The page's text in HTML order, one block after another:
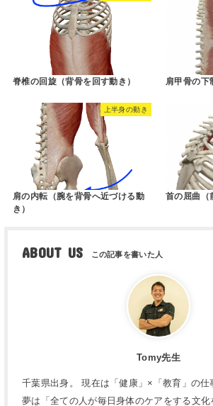
脊椎の回旋（背骨を回す動き） 肩甲骨の下
上半身の動き
肩の内転（腕を背骨へ近づける動
き）
首の屈曲（
ABOUT US
Tomy先生
千葉県出身。 現在は「健康」×「教育」の
夢は「全ての人が毎日身体のケアをする文化